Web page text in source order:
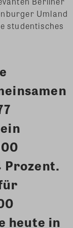
Umland
studentisches
Prozent.
heute in